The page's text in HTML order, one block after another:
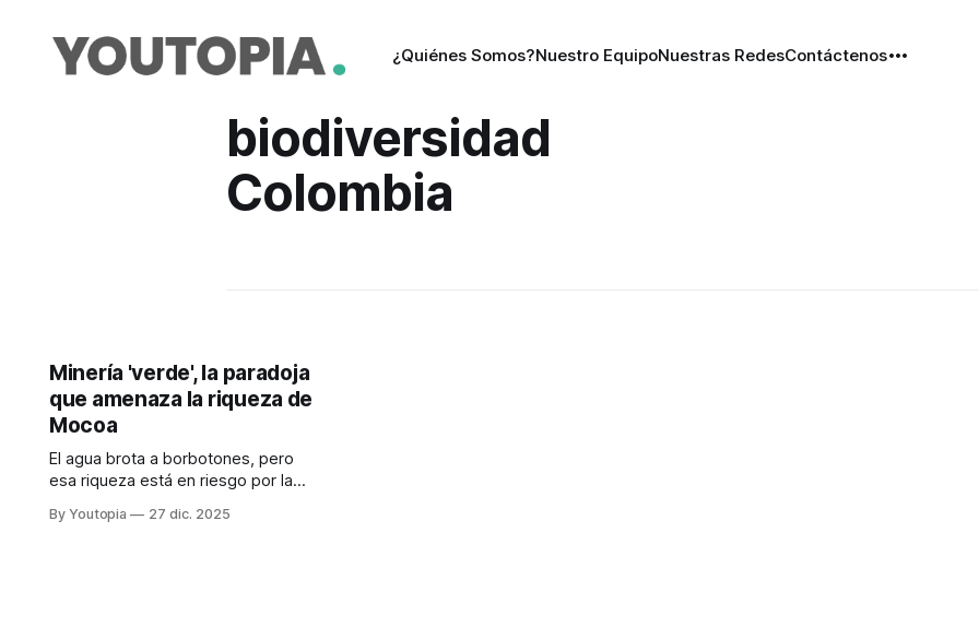
¿Quiénes Somos?Nuestro EquipoNuestras RedesContáctenos
biodiversidad
Colombia
Minería 'verde', la paradoja
que amenaza la riqueza de
Mocoa
El agua brota a borbotones, pero
esa riqueza está en riesgo por la
hacer Libero Cobre en nombre de la
By Youtopia 27 dic. 2025